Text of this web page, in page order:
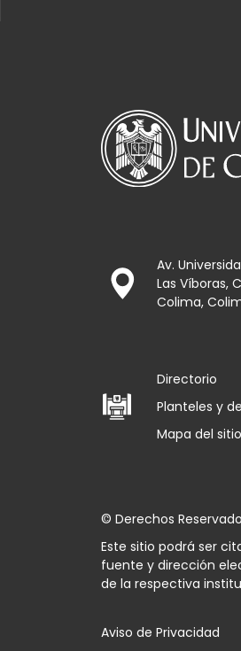
Av.
Las Víboras,
Colima,
Directorio
Planteles y
Mapa del sitio
© Derechos
Este sitio podrá ser
fuente y dirección
de la respectiva
Aviso de Privacidad